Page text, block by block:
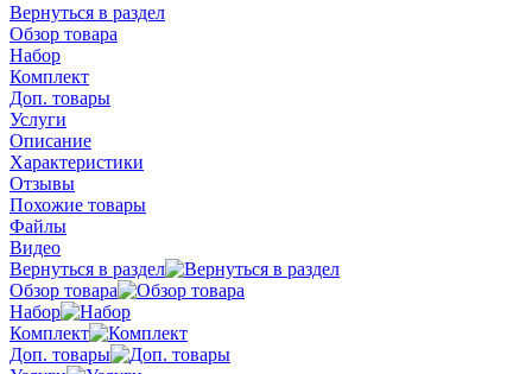
Вернуться в раздел
Обзор товара
Набор
Комплект
Доп. товары
Услуги
Описание
Характеристики
Отзывы
Похожие товары
Файлы
Видео
Вернуться в раздел
Обзор товара
Набор
Комплект
Доп. товары